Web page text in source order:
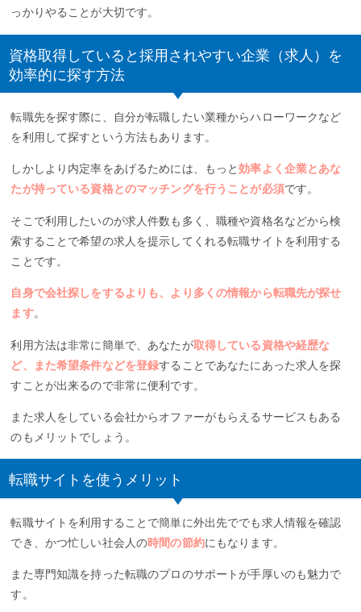
っかりやることが大切です。
資格取得していると採用されやすい企業（求人）を
効率的に探す方法
転職先を探す際に、自分が転職したい業種からハローワークなど
を利用して探すという方法もあります。
しかしより内定率をあげるためには、もっと効率よく企業とあな
たが持っている資格とのマッチングを行うことが必須です。
そこで利用したいのが求人件数も多く、職種や資格名などから検
索することで希望の求人を提示してくれる転職サイトを利用する
ことです。
自身で会社探しをするよりも、より多くの情報から転職先が探せ
ます。
利用方法は非常に簡単で、あなたが取得している資格や経歴な
ど、また希望条件などを登録することであなたにあった求人を探
すことが出来るので非常に便利です。
また求人をしている会社からオファーがもらえるサービスもある
のもメリットでしょう。
転職サイトを使うメリット
転職サイトを利用することで簡単に外出先ででも求人情報を確認
でき、かつ忙しい社会人の時間の節約にもなります。
また専門知識を持った転職のプロのサポートが手厚いのも魅力で
す。